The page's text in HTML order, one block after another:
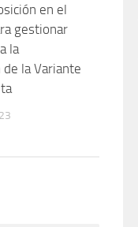
en el
gestionar
la
la Variante